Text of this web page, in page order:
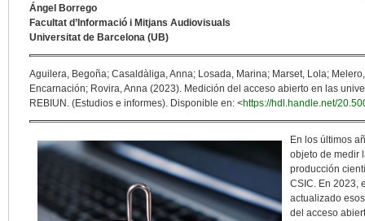
Ángel Borrego
Facultat d’Informació i Mitjans Audiovisuals
Universitat de Barcelona (UB)
Aguilera, Begoña; Casaldàliga, Anna; Losada, Marina; Marset, Lola;
Encarnación; Rovira, Anna (2023). Medición del acceso abierto en las
REBIUN. (Estudios e informes). Disponible en: <https://hdl.handle.net/
En los últimos
objeto de medir
producción
CSIC. En 2023,
actualizado
del acceso